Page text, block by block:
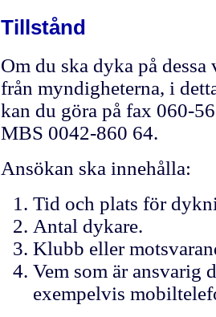
Tillstånd
Om du ska dyka på
från myndigheterna, i
kan du göra på fax 060-
MBS 0042-860 64.
Ansökan ska innehålla:
Tid och plats för
Antal dykare.
Klubb eller
Vem som är ansvarig
exempelvis